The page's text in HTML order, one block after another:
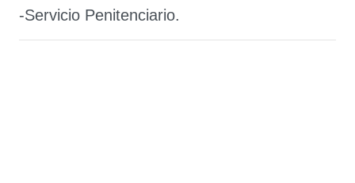
-Servicio Penitenciario.